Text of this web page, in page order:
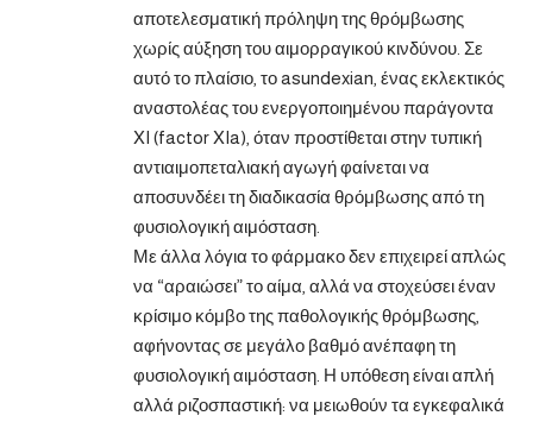
αποτελεσματική πρόληψη της θρόμβωσης
χωρίς αύξηση του αιμορραγικού κινδύνου. Σε
αυτό το πλαίσιο, το asundexian, ένας εκλεκτικός
αναστολέας του ενεργοποιημένου παράγοντα
XI (factor XIa), όταν προστίθεται στην τυπική
αντιαιμοπεταλιακή αγωγή φαίνεται να
αποσυνδέει τη διαδικασία θρόμβωσης από τη
φυσιολογική αιμόσταση.
Με άλλα λόγια το φάρμακο δεν επιχειρεί απλώς
να “αραιώσει” το αίμα, αλλά να στοχεύσει έναν
κρίσιμο κόμβο της παθολογικής θρόμβωσης,
αφήνοντας σε μεγάλο βαθμό ανέπαφη τη
φυσιολογική αιμόσταση. Η υπόθεση είναι απλή
αλλά ριζοσπαστική: να μειωθούν τα εγκεφαλικά